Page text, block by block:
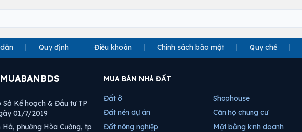
Quy định Điều khoản Chính sách bảo mật Quy chế
Sở Kế hoạch & Đầu tư TP
01/7/2019
Hà, phường Hòa Cường, tp
MUA BÁN NHÀ ĐẤT
Đất ở
Đất nền dự án
Đất nông nghiệp
Shophouse
Căn hộ chung cư
Mặt bằng kinh doanh